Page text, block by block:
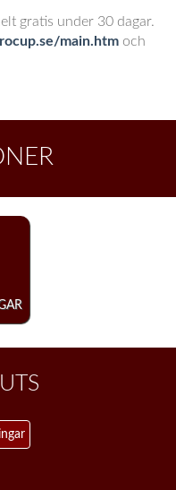
gratis under 30 dagar.
main.htm och